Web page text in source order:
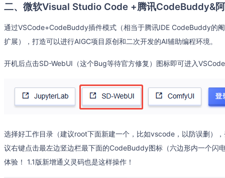
二、微软Visual Studio Code +腾讯CodeBuddy&
通过VSCode+CodeBuddy插件模式（相当于腾讯IDE CodeBuddy的
扩展），打造可以进行AIGC项目原创和二次开发的AI辅助编程环境。
开机后点击SD-WebUI（这个Bug等待官方修复）图标即可进入
选择好工作目录（建议root下面新建一个，比如vscode，以防误删）
议右键点击最左边竖边栏最下面的CodeBuddy图标（六边形内一个闪
体验！ 1.1版新增通义灵码也是这样操作！